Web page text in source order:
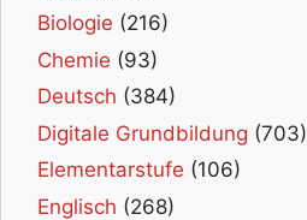
Biologie (216)
Chemie (93)
Deutsch (384)
Digitale Grundbildung (703)
Elementarstufe (106)
Englisch (268)